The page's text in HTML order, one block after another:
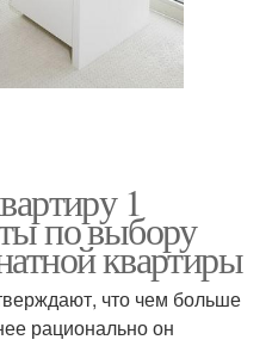
1
по выбору
квартиры
что чем больше
рационально он